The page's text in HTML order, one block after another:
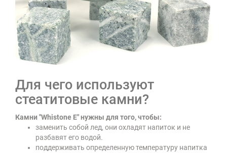
Для чего используют
стеатитовые камни?
Камни "Whistone E" нужны для того, чтобы:
заменить собой лед, они охладят напиток и не
разбавят его водой.
поддерживать определенную температуру напитка